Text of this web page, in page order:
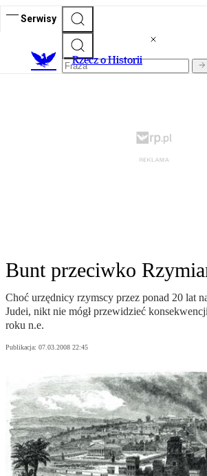
Serwisy
Rzecz o Historii
Bunt przeciwko
Choć urzędnicy rzymscy przez ponad 20 lat
Judei, nikt nie mógł przewidzieć
roku n.e.
Publikacja: 07.03.2008 22:45